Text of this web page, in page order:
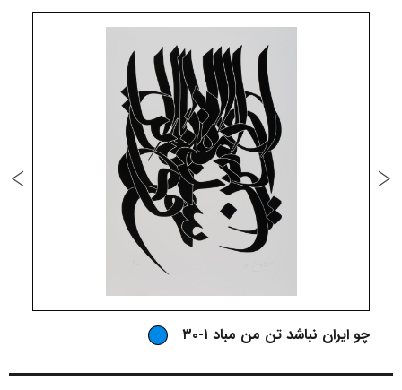
چو ایران نباشد تن من مباد ۱-۳۰